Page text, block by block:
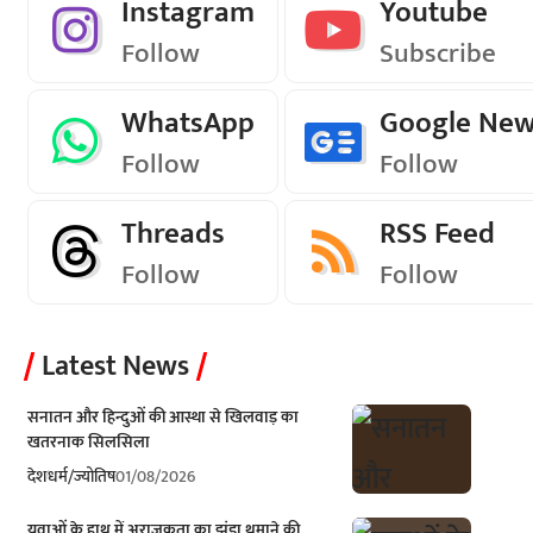
Instagram
Follow
Youtube
Subscribe
WhatsApp
Follow
Google
Follow
Threads
Follow
RSS Feed
Follow
Latest News
सनातन और हिन्दुओं की आस्था से खिलवाड़ का
खतरनाक सिलसिला
देशधर्म/ज्योतिष01/08/2026